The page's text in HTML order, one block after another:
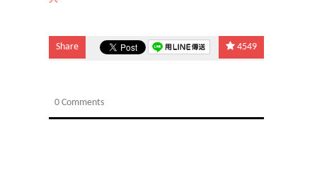
Share 4549
0 Comments